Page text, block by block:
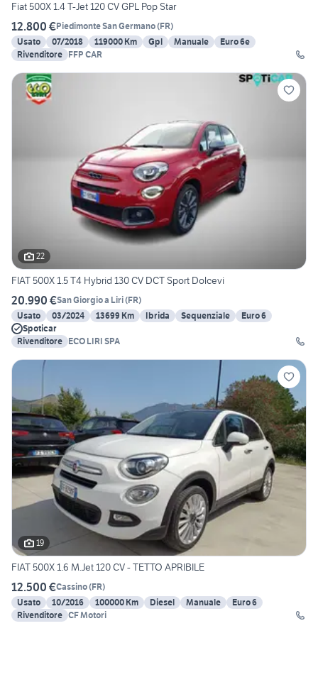
Fiat 500X 1.4 T-Jet 120 CV GPL Pop Star
12.800 €Piedimonte San Germano(FR)
Usato
07/2018 119000 Km Gpl Manuale
Euro 6e
Rivenditore FFP CAR
22
FIAT 500X 1.5 T4 Hybrid 130 CV DCT Sport Dolcevi
20.990 €San Giorgio a Liri(FR)
Usato
03/2024 13699 Km Ibrida Sequenziale
Euro 6
Spoticar
Rivenditore ECO LIRI SPA
19
FIAT 500X 1.6 M.Jet 120 CV - TETTO APRIBILE
12.500 €Cassino(FR)
Usato
10/2016 100000 Km Diesel Manuale
Euro 6
Rivenditore CF Motori